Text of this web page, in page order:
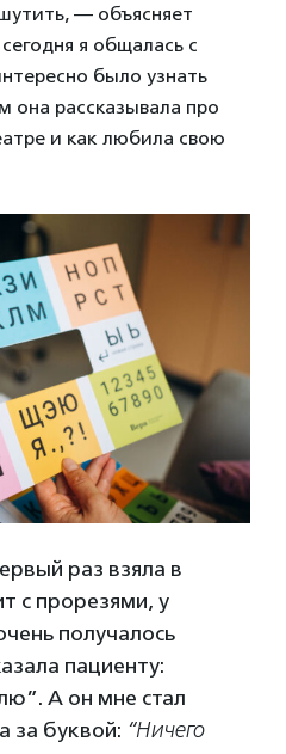
— объясняет
я общалась с
было узнать
она рассказывала про
и как любила свою
раз взяла в
с прорезями, у
получалось
пациенту:
А он мне стал
за буквой: “Ничего